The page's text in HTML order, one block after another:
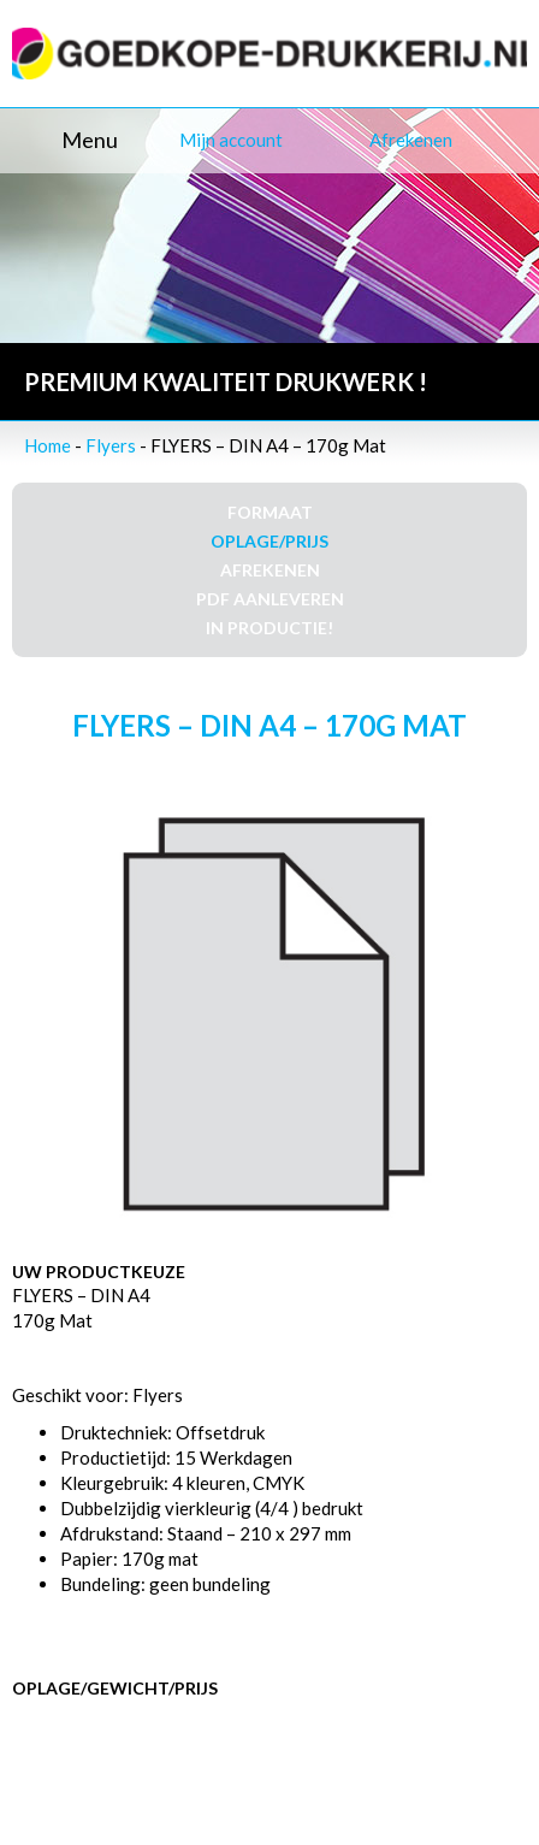
Menu Mijn account Afrekenen
PREMIUM KWALITEIT DRUKWERK !
Home - Flyers - FLYERS – DIN A4 – 170g Mat
FORMAAT
OPLAGE/PRIJS
AFREKENEN
PDF AANLEVEREN
IN PRODUCTIE!
FLYERS – DIN A4 – 170G MAT
UW PRODUCTKEUZE
FLYERS – DIN A4
170g Mat
Geschikt voor: Flyers
Druktechniek: Offsetdruk
Productietijd: 15 Werkdagen
Kleurgebruik: 4 kleuren, CMYK
Dubbelzijdig vierkleurig (4/4 ) bedrukt
Afdrukstand: Staand – 210 x 297 mm
Papier: 170g mat
Bundeling: geen bundeling
OPLAGE/GEWICHT/PRIJS